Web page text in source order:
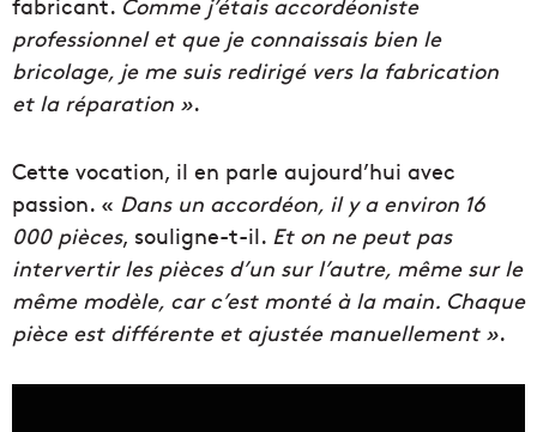
professionnel et que je connaissais bien le
bricolage, je me suis redirigé vers la fabrication
et la réparation ».
Cette vocation, il en parle aujourd’hui avec
passion. « Dans un accordéon, il y a environ 16
000 pièces, souligne-t-il. Et on ne peut pas
intervertir les pièces d’un sur l’autre, même sur le
même modèle, car c’est monté à la main. Chaque
pièce est différente et ajustée manuellement ».